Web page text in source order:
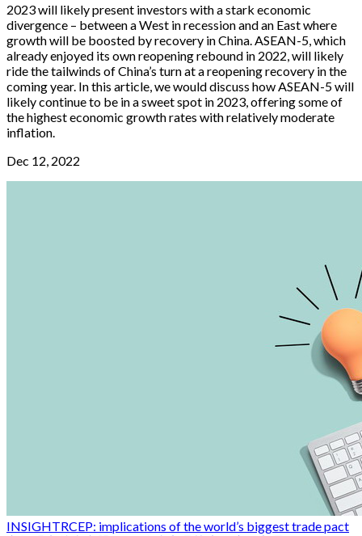
2023 will likely present investors with a stark economic
divergence – between a West in recession and an East where
growth will be boosted by recovery in China. ASEAN-5, which
already enjoyed its own reopening rebound in 2022, will likely
ride the tailwinds of China’s turn at a reopening recovery in the
coming year. In this article, we would discuss how ASEAN-5 will
likely continue to be in a sweet spot in 2023, offering some of
the highest economic growth rates with relatively moderate
inflation.
Dec 12, 2022
INSIGHTRCEP: implications of the world’s biggest trade pact